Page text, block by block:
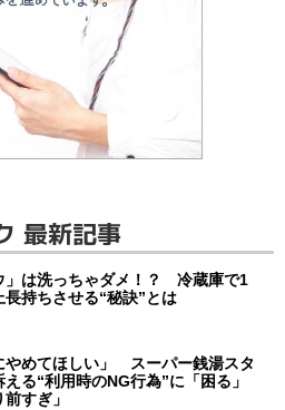
最新記事
」は洗っちゃダメ！？ 冷蔵庫で1
長持ちさせる“秘訣”とは
やめてほしい」 スーパー銭湯スタ
える“利用時のNG行為”に「困る」
前すぎ」